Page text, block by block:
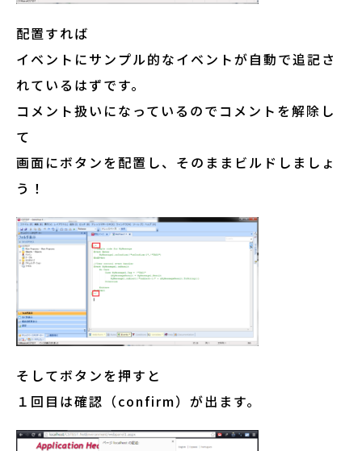
配置すれば
イベントにサンプル的なイベントが自動で追記さ
れているはずです。
コメント扱いになっているのでコメントを解除し
て
画面にボタンを配置し、そのままビルドしましょ
う！
そしてボタンを押すと
１回目は確認（confirm）が出ます。